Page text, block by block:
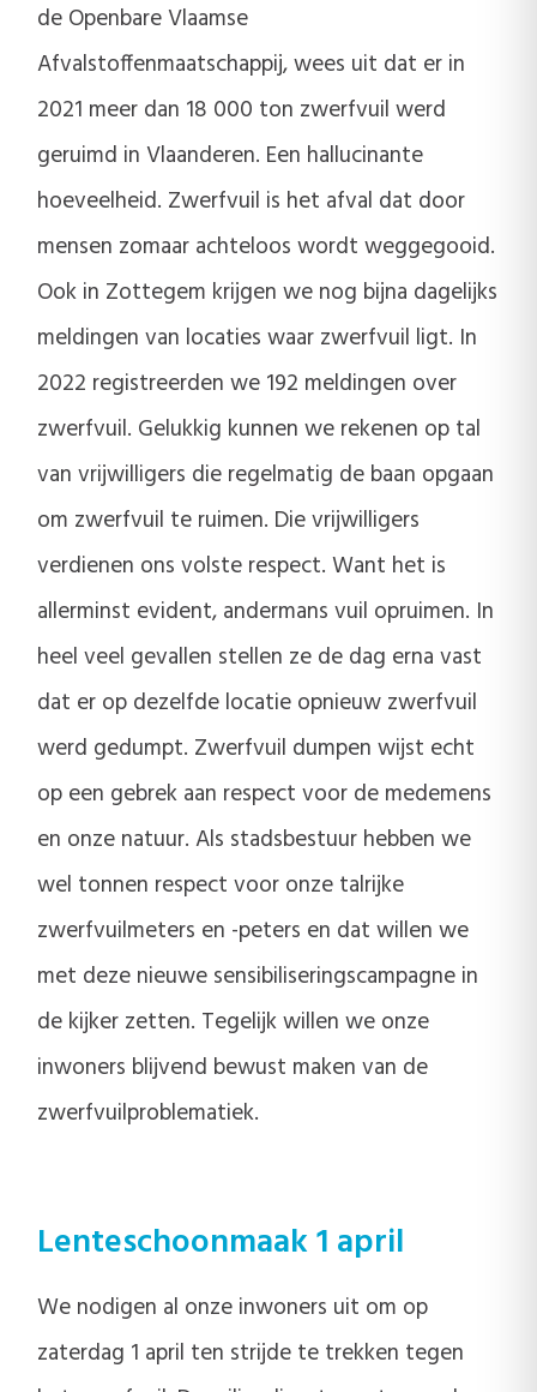
de Openbare Vlaamse
Afvalstoffenmaatschappij, wees uit dat er in
2021 meer dan 18 000 ton zwerfvuil werd
geruimd in Vlaanderen. Een hallucinante
hoeveelheid. Zwerfvuil is het afval dat door
mensen zomaar achteloos wordt weggegooid.
Ook in Zottegem krijgen we nog bijna dagelijks
meldingen van locaties waar zwerfvuil ligt. In
2022 registreerden we 192 meldingen over
zwerfvuil. Gelukkig kunnen we rekenen op tal
van vrijwilligers die regelmatig de baan opgaan
om zwerfvuil te ruimen. Die vrijwilligers
verdienen ons volste respect. Want het is
allerminst evident, andermans vuil opruimen. In
heel veel gevallen stellen ze de dag erna vast
dat er op dezelfde locatie opnieuw zwerfvuil
werd gedumpt. Zwerfvuil dumpen wijst echt
op een gebrek aan respect voor de medemens
en onze natuur. Als stadsbestuur hebben we
wel tonnen respect voor onze talrijke
zwerfvuilmeters en -peters en dat willen we
met deze nieuwe sensibiliseringscampagne in
de kijker zetten. Tegelijk willen we onze
inwoners blijvend bewust maken van de
zwerfvuilproblematiek.
Lenteschoonmaak 1 april
We nodigen al onze inwoners uit om op
zaterdag 1 april ten strijde te trekken tegen